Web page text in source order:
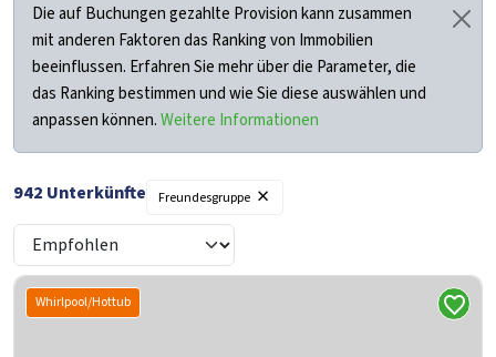
Die auf Buchungen gezahlte Provision kann zusammen
mit anderen Faktoren das Ranking von Immobilien
beeinflussen. Erfahren Sie mehr über die Parameter, die
das Ranking bestimmen und wie Sie diese auswählen und
anpassen können.Weitere Informationen
942 Unterkünfte Freundesgruppe ×
Whirlpool/Hottub